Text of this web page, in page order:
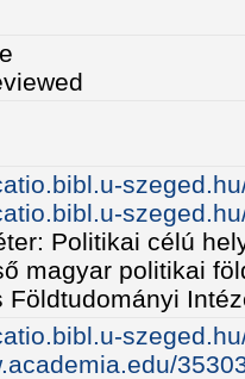
Politikai célú
magyar politikai
Földtudományi